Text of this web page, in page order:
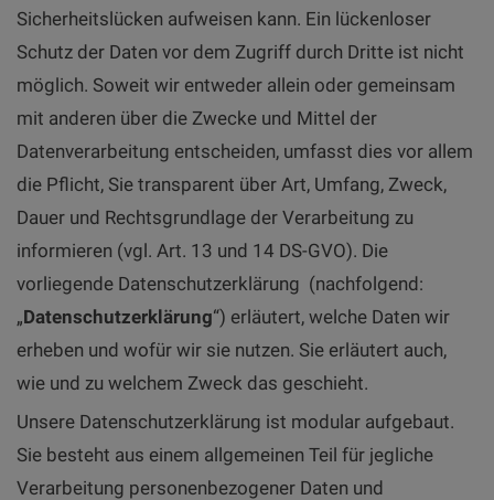
Sicherheitslücken aufweisen kann. Ein lückenloser
Schutz der Daten vor dem Zugriff durch Dritte ist nicht
möglich. Soweit wir entweder allein oder gemeinsam
mit anderen über die Zwecke und Mittel der
Datenverarbeitung entscheiden, umfasst dies vor allem
die Pflicht, Sie transparent über Art, Umfang, Zweck,
Dauer und Rechtsgrundlage der Verarbeitung zu
informieren (vgl. Art. 13 und 14 DS-GVO). Die
vorliegende Datenschutzerklärung (nachfolgend:
„Datenschutzerklärung“) erläutert, welche Daten wir
erheben und wofür wir sie nutzen. Sie erläutert auch,
wie und zu welchem Zweck das geschieht.
Unsere Datenschutzerklärung ist modular aufgebaut.
Sie besteht aus einem allgemeinen Teil für jegliche
Verarbeitung personenbezogener Daten und